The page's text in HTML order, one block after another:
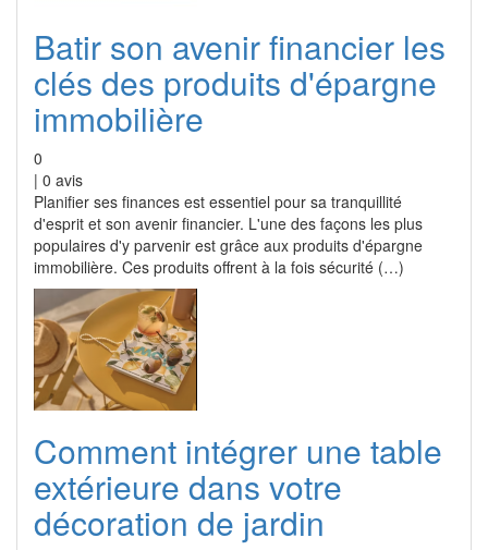
Batir son avenir financier les
clés des produits d'épargne
immobilière
0
| 0 avis
Planifier ses finances est essentiel pour sa tranquillité
d'esprit et son avenir financier. L'une des façons les plus
populaires d'y parvenir est grâce aux produits d'épargne
immobilière. Ces produits offrent à la fois sécurité (…)
Comment intégrer une table
extérieure dans votre
décoration de jardin